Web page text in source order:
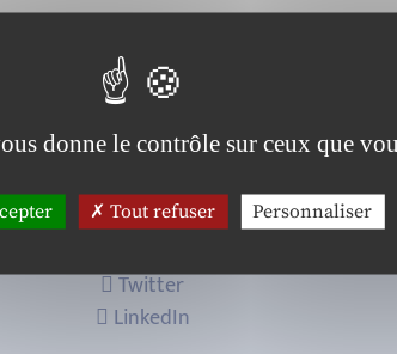
Twitter
LinkedIn
donne le contrôle sur ceux que
Tout refuser Personnaliser